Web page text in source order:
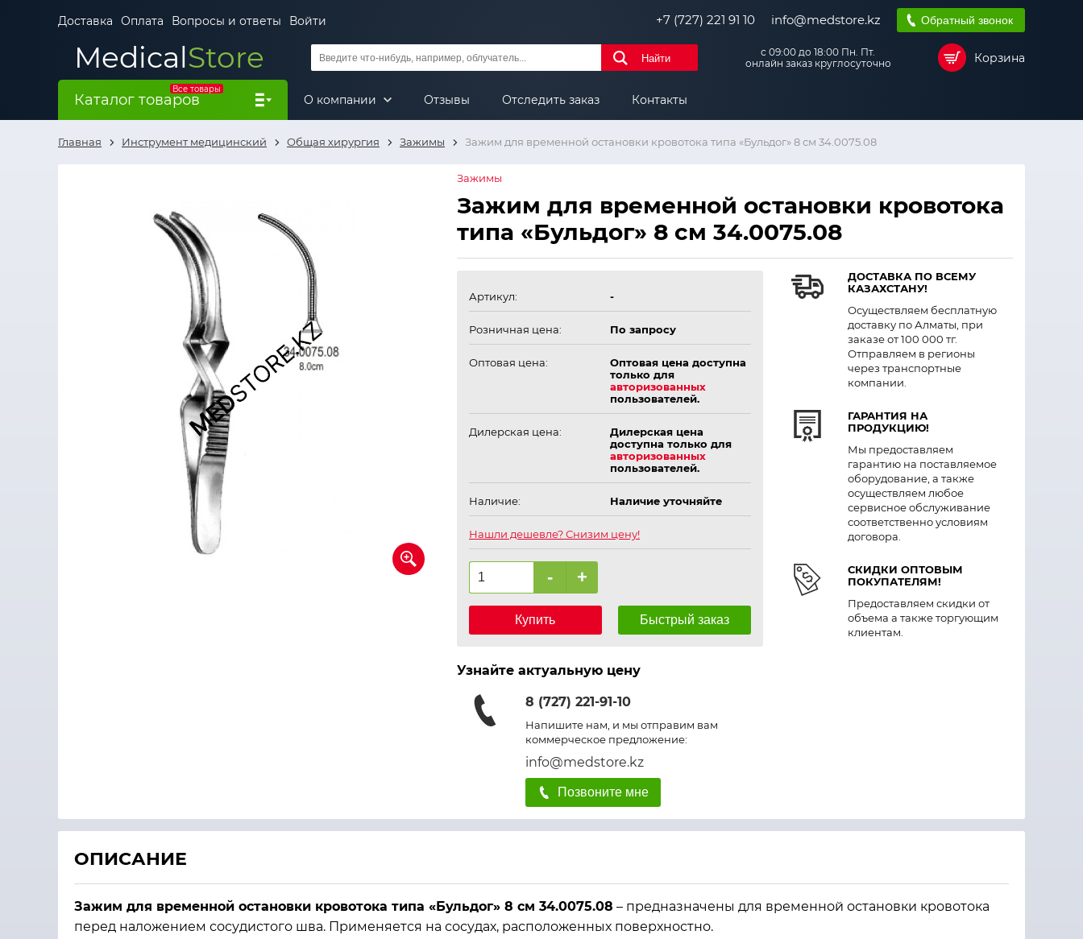
Доставка Оплата Вопросы и ответы Войти +7 (727) 221 91 10 info@medstore.kz Обратный звонок
MedicalStore Найти
с 09:00 до 18:00 Пн. Пт.
онлайн заказ круглосуточно
Корзина
Все товары
Каталог товаров О компании Отзывы Отследить заказ Контакты
Главная Инструмент медицинский Общая хирургия Зажимы Зажим для временной остановки кровотока типа «Бульдог» 8 см 34.0075.08
Зажимы
Зажим для временной остановки кровотока
типа «Бульдог» 8 см 34.0075.08
Артикул: -
Розничная цена: По запросу
Оптовая цена:
Оптовая цена доступна
только для
авторизованных
пользователей.
Дилерская цена:
Дилерская цена
доступна только для
авторизованных
пользователей.
Наличие: Наличие уточняйте
Нашли дешевле? Снизим цену!
- +
Купить Быстрый заказ
Узнайте актуальную цену
8 (727) 221-91-10
Напишите нам, и мы отправим вам
коммерческое предложение:
info@medstore.kz
Позвоните мне
ДОСТАВКА ПО ВСЕМУ
КАЗАХСТАНУ!
Осуществляем бесплатную
доставку по Алматы, при
заказе от 100 000 тг.
Отправляем в регионы
через транспортные
компании.
ГАРАНТИЯ НА
ПРОДУКЦИЮ!
Мы предоставляем
гарантию на поставляемое
оборудование, а также
осуществляем любое
сервисное обслуживание
соответственно условиям
договора.
СКИДКИ ОПТОВЫМ
ПОКУПАТЕЛЯМ!
Предоставляем скидки от
объема а также торгующим
клиентам.
ОПИСАНИЕ
Зажим для временной остановки кровотока типа «Бульдог» 8 см 34.0075.08 – предназначены для временной остановки кровотока
перед наложением сосудистого шва. Применяется на сосудах, расположенных поверхностно.